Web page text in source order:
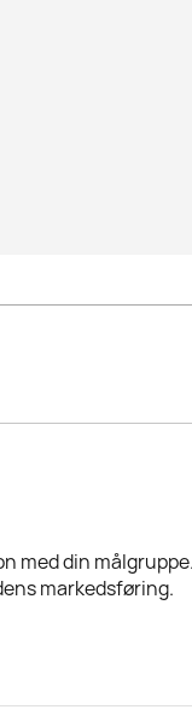
med din
markedsføring.